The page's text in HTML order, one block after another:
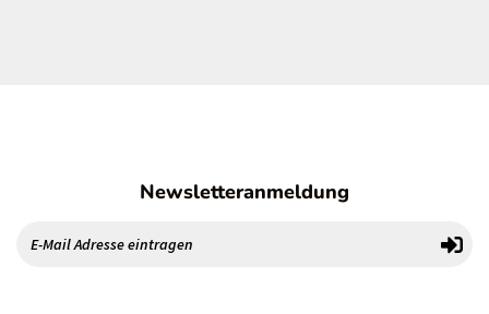
Newsletteranmeldung